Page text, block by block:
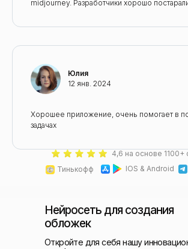
midjourney. Разработчики хорошо
Юлия
12 янв. 2024
Хорошее приложение, очень помогает в
задачах
4,6 на основе 1100+
Тинькофф IOS & Android
Нейросеть для создания
обложек
Откройте для себя нашу